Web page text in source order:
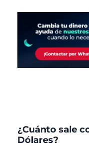
¿Cuánto sale
Dólares?